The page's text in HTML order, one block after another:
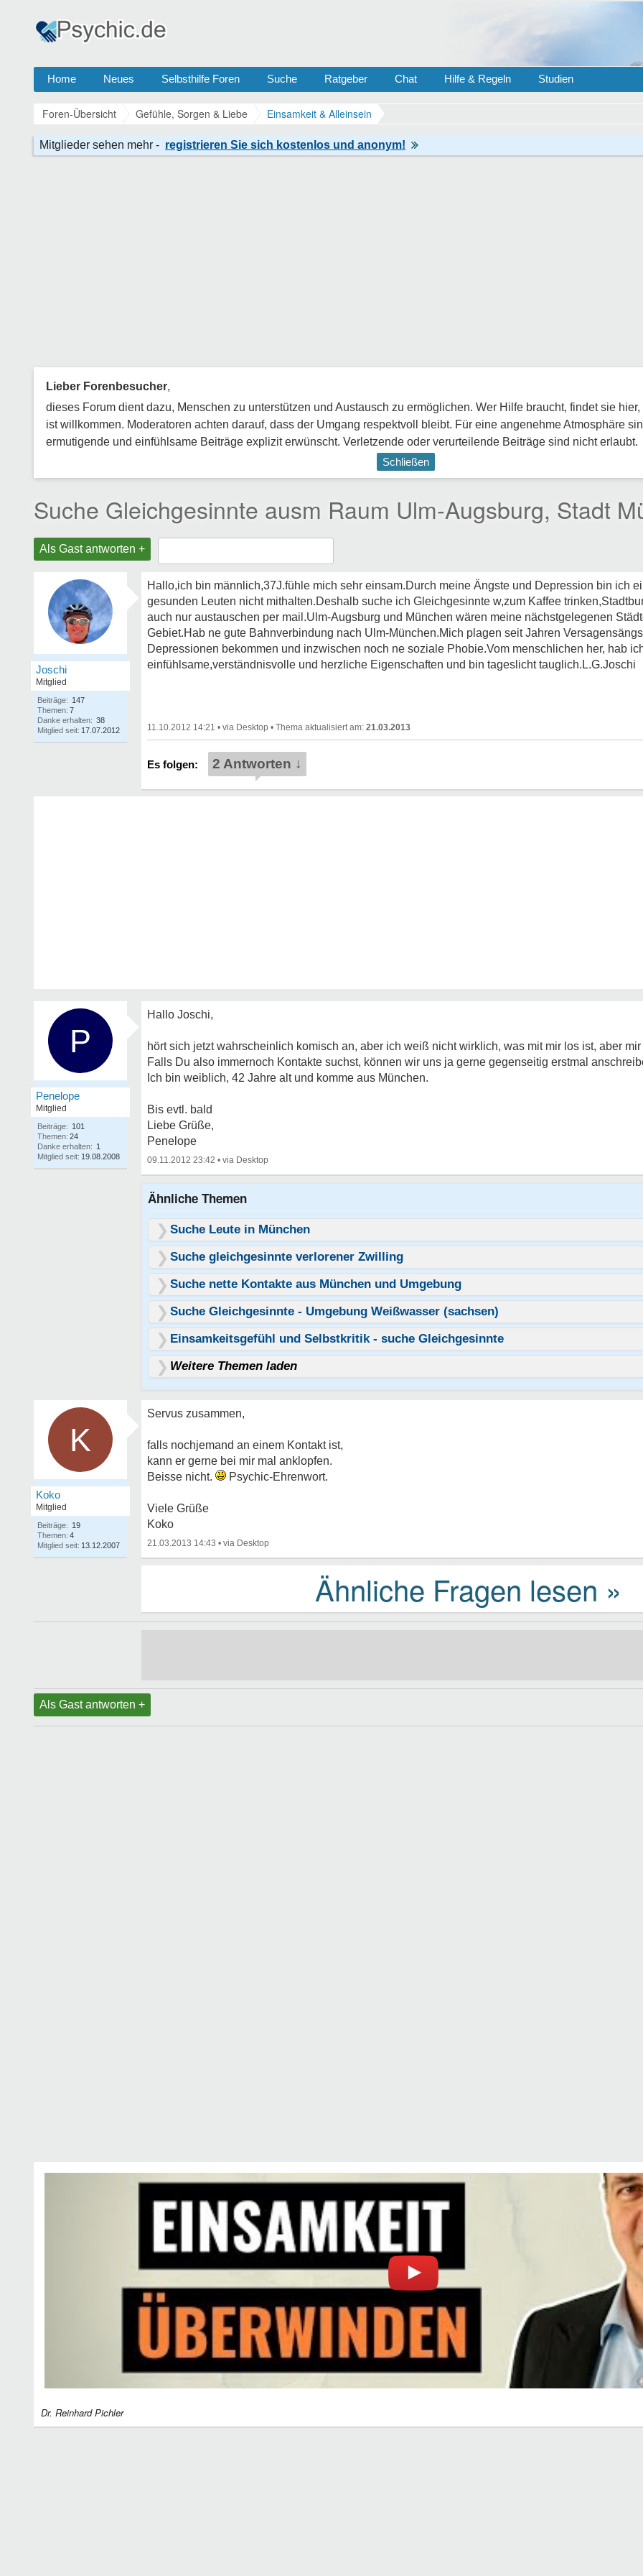
Home Neues Selbsthilfe Foren Suche Ratgeber Chat Hilfe & Regeln Studien
Foren-Übersicht Gefühle, Sorgen & Liebe Einsamkeit & Alleinsein
Lieber Forenbesucher,
dieses Forum dient dazu, Menschen zu unterstützen und Austausch zu ermöglichen. Wer Hilfe braucht, findet sie
ist willkommen. Moderatoren achten darauf, dass der Umgang respektvoll bleibt. Für eine angenehme Atmosphäre
ermutigende und einfühlsame Beiträge explizit erwünscht. Verletzende oder verurteilende Beiträge sind nicht erlaubt.
Schließen
Suche Gleichgesinnte ausm Raum Ulm-Augsburg, Stadt
Als Gast antworten +
Joschi
Mitglied
Beiträge: 147
Themen: 7
Danke erhalten: 38
Mitglied seit: 17.07.2012
Hallo,ich bin männlich,37J.fühle mich sehr einsam.Durch meine Ängste und Depression bin ich
gesunden Leuten nicht mithalten.Deshalb suche ich Gleichgesinnte w,zum Kaffee
auch nur austauschen per mail.Ulm-Augsburg und München wären meine nächstgelegenen
Gebiet.Hab ne gute Bahnverbindung nach Ulm-München.Mich plagen seit Jahren
Depressionen bekommen und inzwischen noch ne soziale Phobie.Vom menschlichen her, hab
einfühlsame,verständnisvolle und herzliche Eigenschaften und bin tageslicht tauglich.L.G.Joschi
11.10.2012 14:21 • • 21.03.2013
2 Antworten ↓
P
Penelope
Mitglied
Beiträge: 101
Themen: 24
Danke erhalten: 1
Mitglied seit: 19.08.2008
Hallo Joschi,
hört sich jetzt wahrscheinlich komisch an, aber ich weiß nicht wirklich, was mit mir los ist, aber
Falls Du also immernoch Kontakte suchst, können wir uns ja gerne gegenseitig erstmal
Ich bin weiblich, 42 Jahre alt und komme aus München.
Bis evtl. bald
Liebe Grüße,
Penelope
09.11.2012 23:42 •
Ähnliche Themen
Suche Leute in München
Suche gleichgesinnte verlorener Zwilling
Suche nette Kontakte aus München und Umgebung
Suche Gleichgesinnte - Umgebung Weißwasser (sachsen)
Einsamkeitsgefühl und Selbstkritik - suche Gleichgesinnte
Weitere Themen laden
K
Koko
Mitglied
Beiträge: 19
Themen: 4
Mitglied seit: 13.12.2007
Servus zusammen,
falls nochjemand an einem Kontakt ist,
kann er gerne bei mir mal anklopfen.
Beisse nicht.
Psychic-Ehrenwort.
Viele Grüße
Koko
21.03.2013 14:43 •
Als Gast antworten +
Dr. Reinhard Pichler